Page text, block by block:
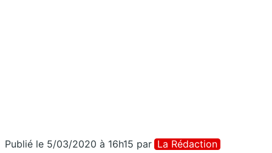
Publié le 5/03/2020 à 16h15 par La Rédaction